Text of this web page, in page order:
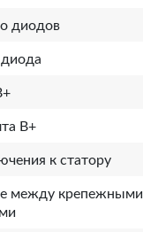
диодов
B+
к статору
между крепежными